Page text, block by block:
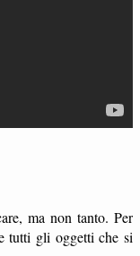
ma non tanto. Per
tutti gli oggetti che si